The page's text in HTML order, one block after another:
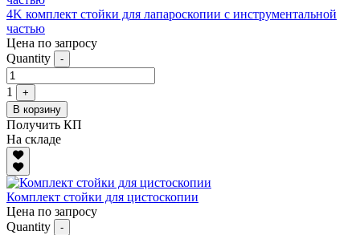
4K комплект стойки для лапароскопии с инструментальной
частью
Цена по запросу
Quantity
-
1
+
В корзину
Получить КП
На складе
Комплект стойки для цистоскопии
Цена по запросу
Quantity
-